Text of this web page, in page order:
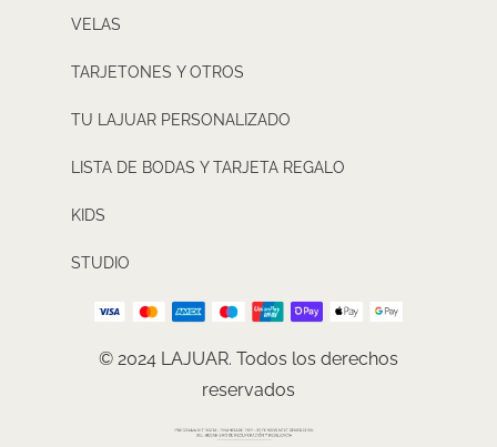
VELAS
TARJETONES Y OTROS
TU LAJUAR PERSONALIZADO
LISTA DE BODAS Y TARJETA REGALO
KIDS
STUDIO
© 2024 LAJUAR. Todos los derechos
reservados